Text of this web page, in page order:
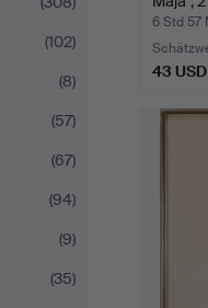
(102)
(8)
(57)
(67)
(94)
(9)
(35)
6 Std 57
43 USD